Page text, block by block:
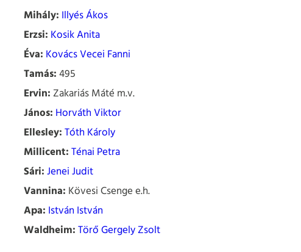
Mihály: Illyés Ákos
Erzsi: Kosik Anita
Éva: Kovács Vecei Fanni
Tamás:495
Ervin: Zakariás Máté m.v.
János: Horváth Viktor
Ellesley:Tóth Károly
Millicent:Ténai Petra
Sári:Jenei Judit
Vannina: Kövesi Csenge e.h.
Apa: István István
Waldheim:Törő Gergely Zsolt